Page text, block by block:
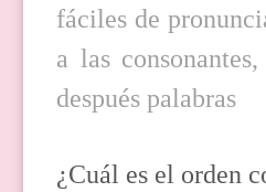
fáciles de
a las
después palabras
¿Cuál es el orden